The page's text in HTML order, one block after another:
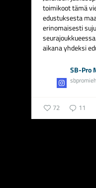
toimikoot tämä
edustuksesta
erinomaisesti
aikana yhdeksi
SB-Pro
72 11